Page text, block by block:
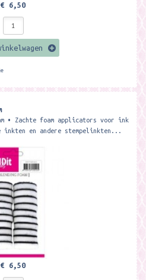
€ 6,50
• Zachte foam applicators voor ink
inkten en andere stempelinkten...
€ 6,50